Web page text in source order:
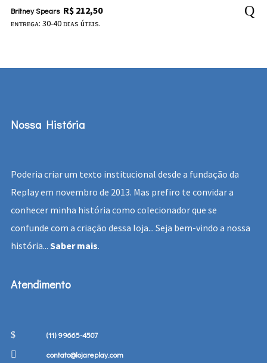
Britney Spears R$212,50
ᴇɴᴛʀᴇɢᴀ: 30-40 ᴅɪᴀs úᴛᴇɪs.
Nossa História
Poderia criar um texto institucional desde a fundação da
Replay em novembro de 2013. Mas prefiro te convidar a
conhecer minha história como colecionador que se
confunde com a criação dessa loja... Seja bem-vindo a nossa
história... Saber mais.
Atendimento
(11) 99665-4507
contato@lojareplay.com